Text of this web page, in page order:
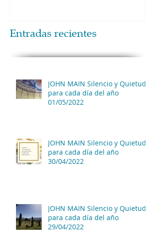
Entradas recientes
JOHN MAIN Silencio y Quietud
para cada día del año
01/05/2022
JOHN MAIN Silencio y Quietud
para cada día del año
30/04/2022
JOHN MAIN Silencio y Quietud
para cada día del año
29/04/2022